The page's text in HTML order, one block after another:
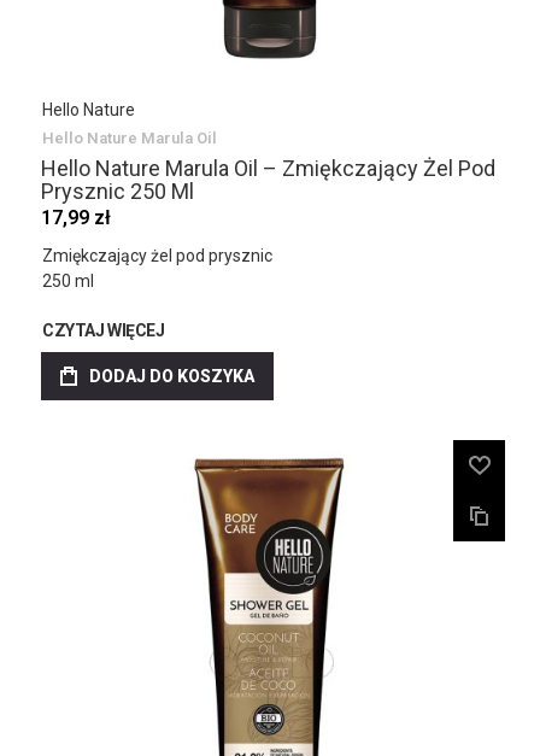
Hello Nature
Hello Nature Marula Oil
Hello Nature Marula Oil – Zmiękczający Żel Pod
Prysznic 250 Ml
17,99 zł
Zmiękczający żel pod prysznic
250 ml
CZYTAJ WIĘCEJ
DODAJ DO KOSZYKA